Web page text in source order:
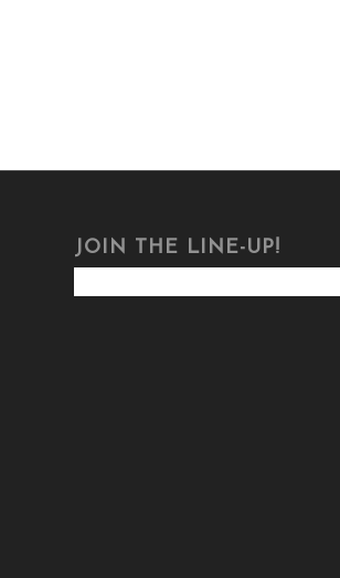
JOIN THE LINE-UP!